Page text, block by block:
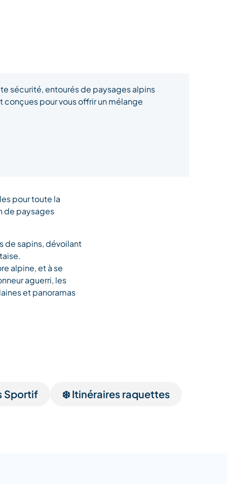
sécurité, entourés de paysages alpins
pour vous offrir un mélange
pour toute la
de paysages
de sapins, dévoilant
alpine, et à se
aguerri, les
et panoramas
Sportif ❄️ Itinéraires raquettes